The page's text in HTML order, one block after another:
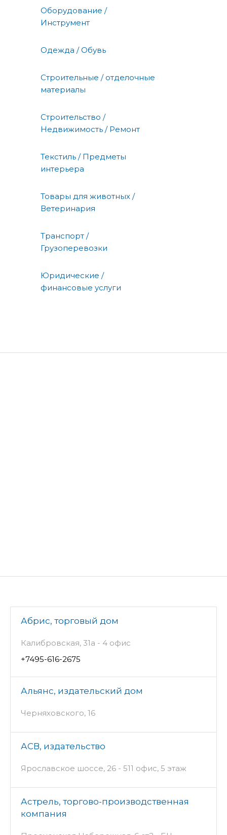
Оборудование /
Инструмент
Одежда / Обувь
Строительные / отделочные
материалы
Строительство /
Недвижимость / Ремонт
Текстиль / Предметы
интерьера
Товары для животных /
Ветеринария
Транспорт /
Грузоперевозки
Юридические /
финансовые услуги
Абрис, торговый дом
Калибровская, 31а - 4 офис
+7495-616-2675
Альянс, издательский дом
Черняховского, 16
АСВ, издательство
Ярославское шоссе, 26 - 511 офис, 5 этаж
Астрель, торгово-производственная
компания